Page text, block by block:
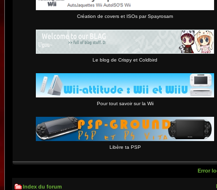
Création de covers et ISOs par Spayrosam
Le blog de Crispy et Coldbird
Pour tout savoir sur la Wii
Libère ta PSP
Error
Index du forum